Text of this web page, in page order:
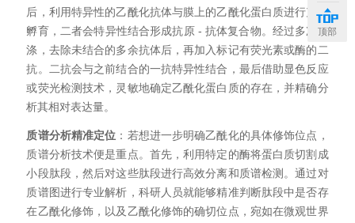
后，利用特异性的乙酰化抗体与膜上的乙酰化蛋白质进行充分
孵育，二者会特异性结合形成抗原 - 抗体复合物。经过多次洗
涤，去除未结合的多余抗体后，再加入标记有荧光素或酶的二
抗。二抗会与之前结合的一抗特异性结合，最后借助显色反应
或荧光检测技术，灵敏地确定乙酰化蛋白质的存在，并精确分
析其相对表达量。
质谱分析精准定位 ：若想进一步明确乙酰化的具体修饰位点，
质谱分析技术便是重点。首先，利用特定的酶将蛋白质切割成
小段肽段，然后对这些肽段进行高效分离和质谱检测。通过对
质谱图进行专业解析，科研人员就能够精准判断肽段中是否存
在乙酰化修饰，以及乙酰化修饰的确切位点，宛如在微观世界
顶部